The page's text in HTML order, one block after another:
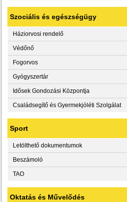
Szociális és egészségügy
Háziorvosi rendelő
Védőnő
Fogorvos
Gyógyszertár
Idősek Gondozási Központja
Családsegítő és Gyermekjóléti Szolgálat
Sport
Letölthető dokumentumok
Beszámoló
TAO
Oktatás és Művelődés